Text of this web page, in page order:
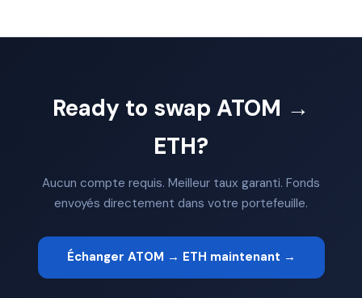
Ready to swap ATOM →
ETH?
Aucun compte requis. Meilleur taux garanti. Fonds
envoyés directement dans votre portefeuille.
Échanger ATOM → ETH maintenant →